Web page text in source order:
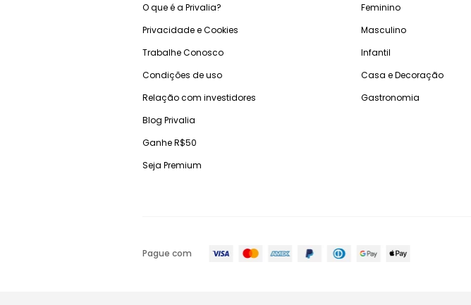
O que é a Privalia?
Privacidade e Cookies
Trabalhe Conosco
Condições de uso
Relação com investidores
Blog Privalia
Ganhe R$50
Seja Premium
Feminino
Masculino
Infantil
Casa e Decoração
Gastronomia
Pague com